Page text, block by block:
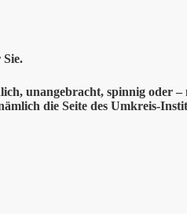
Sie.
unangebracht, spinnig oder –
die Seite des Umkreis-